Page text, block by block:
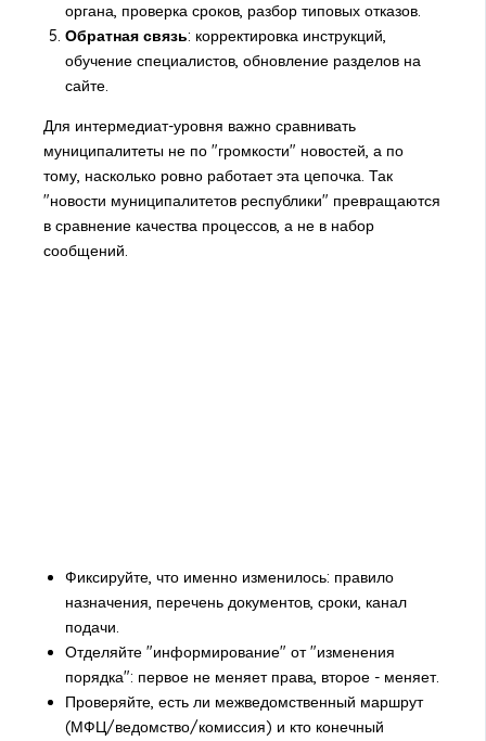
органа, проверка сроков, разбор типовых отказов.
Обратная связь: корректировка инструкций,
обучение специалистов, обновление разделов на
сайте.
Для интермедиат-уровня важно сравнивать
муниципалитеты не по "громкости" новостей, а по
тому, насколько ровно работает эта цепочка. Так
"новости муниципалитетов республики" превращаются
в сравнение качества процессов, а не в набор
сообщений.
Фиксируйте, что именно изменилось: правило
назначения, перечень документов, сроки, канал
подачи.
Отделяйте "информирование" от "изменения
порядка": первое не меняет права, второе - меняет.
Проверяйте, есть ли межведомственный маршрут
(МФЦ/ведомство/комиссия) и кто конечный